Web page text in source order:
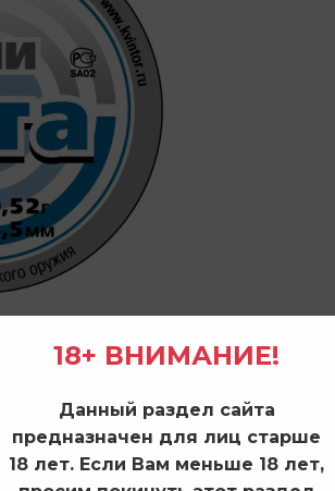
18+ ВНИМАНИЕ!
Данный раздел сайта
предназначен для лиц старше
18 лет. Если Вам меньше 18 лет,